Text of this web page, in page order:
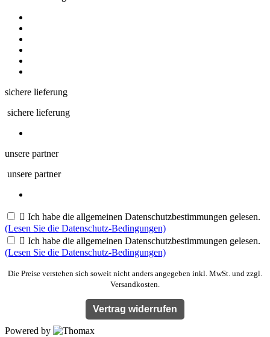
sichere lieferung
sichere lieferung
unsere partner
unsere partner
 Ich habe die allgemeinen Datenschutzbestimmungen gelesen.
(Lesen Sie die Datenschutz-Bedingungen)
 Ich habe die allgemeinen Datenschutzbestimmungen gelesen.
(Lesen Sie die Datenschutz-Bedingungen)
Die Preise verstehen sich soweit nicht anders angegeben inkl. MwSt. und zzgl.
Versandkosten.
Vertrag widerrufen
Powered by